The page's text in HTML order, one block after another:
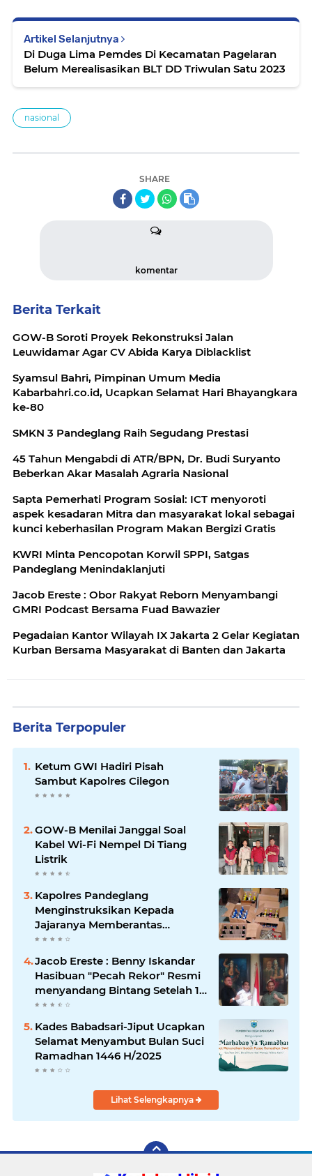
Artikel Selanjutnya
Di Duga Lima Pemdes Di Kecamatan Pagelaran
Belum Merealisasikan BLT DD Triwulan Satu 2023
nasional
SHARE
komentar
Berita Terkait
GOW-B Soroti Proyek Rekonstruksi Jalan
Leuwidamar Agar CV Abida Karya Diblacklist
Syamsul Bahri, Pimpinan Umum Media
Kabarbahri.co.id, Ucapkan Selamat Hari Bhayangkara
ke-80
SMKN 3 Pandeglang Raih Segudang Prestasi
45 Tahun Mengabdi di ATR/BPN, Dr. Budi Suryanto
Beberkan Akar Masalah Agraria Nasional
Sapta Pemerhati Program Sosial: ICT menyoroti
aspek kesadaran Mitra dan masyarakat lokal sebagai
kunci keberhasilan Program Makan Bergizi Gratis
KWRI Minta Pencopotan Korwil SPPI, Satgas
Pandeglang Menindaklanjuti
Jacob Ereste : Obor Rakyat Reborn Menyambangi
GMRI Podcast Bersama Fuad Bawazier
Pegadaian Kantor Wilayah IX Jakarta 2 Gelar Kegiatan
Kurban Bersama Masyarakat di Banten dan Jakarta
Berita Terpopuler
Ketum GWI Hadiri Pisah
Sambut Kapolres Cilegon
GOW-B Menilai Janggal Soal
Kabel Wi-Fi Nempel Di Tiang
Listrik
Kapolres Pandeglang
Menginstruksikan Kepada
Jajaranya Memberantas
Peredaran Miras
Jacob Ereste : Benny Iskandar
Hasibuan "Pecah Rekor" Resmi
menyandang Bintang Setelah 14
Tahun Ngejokrok Berpangjat
Kombes
Kades Babadsari-Jiput Ucapkan
Selamat Menyambut Bulan Suci
Ramadhan 1446 H/2025
Lihat Selengkapnya